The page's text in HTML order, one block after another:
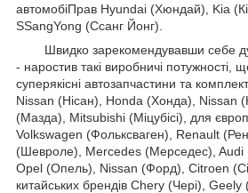
автомобіПрав Hyundai (Хюндай), Kia
SSangYong (Ссанг Йонг).
Швидко зарекомендувавши себе
- наростив такі виробничі потужності,
суперякісні автозапчастини та
Nissan (Нісан), Honda (Хонда), Nissan
(Мазда), Mitsubishi (Міцубісі), для
Volkswagen (Фольксваген), Renault
(Шевроле), Mercedes (Мерседес), Audi
Opel (Опель), Nissan (Форд), Citroen
китайських брендів Chery (Чері), Geely